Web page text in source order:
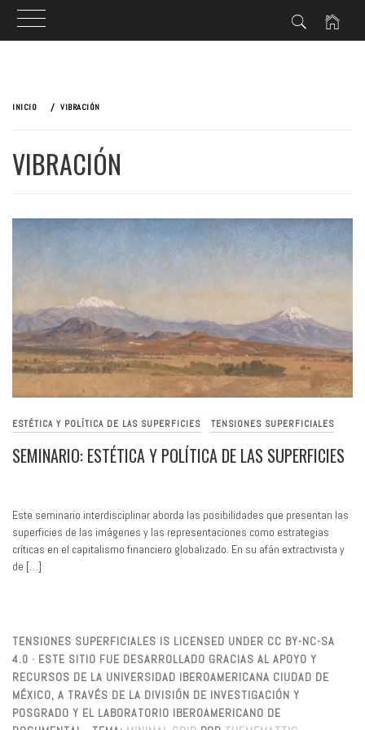
contenido
INICIO VIBRACIÓN
VIBRACIÓN
ESTÉTICA Y POLÍTICA DE LAS SUPERFICIES TENSIONES SUPERFICIALES
SEMINARIO: ESTÉTICA Y POLÍTICA DE LAS SUPERFICIES
Este seminario interdisciplinar aborda las posibilidades que presentan las
superficies de las imágenes y las representaciones como estrategias
críticas en el capitalismo financiero globalizado. En su afán extractivista y
de […]
TENSIONES SUPERFICIALES IS LICENSED UNDER CC BY-NC-SA
4.0 · ESTE SITIO FUE DESARROLLADO GRACIAS AL APOYO Y
RECURSOS DE LA UNIVERSIDAD IBEROAMERICANA CIUDAD DE
MÉXICO, A TRAVÉS DE LA DIVISIÓN DE INVESTIGACIÓN Y
POSGRADO Y EL LABORATORIO IBEROAMERICANO DE